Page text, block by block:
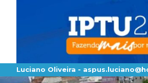
Luciano Oliveira -